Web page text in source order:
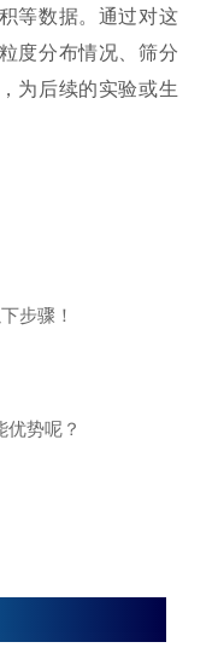
等数据。通过对这
度分布情况、筛分
为后续的实验或生
步骤！
优势呢？